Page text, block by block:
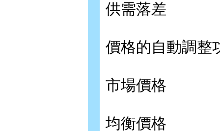
供需落差
價格的自動調整
市場價格
均衡價格